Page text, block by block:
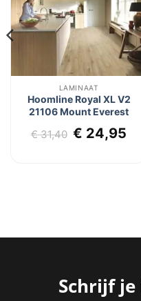
LAMINAAT
Hoomline Royal XL V2
21106 Mount Everest
€31,40 € 24,95
Schrijf